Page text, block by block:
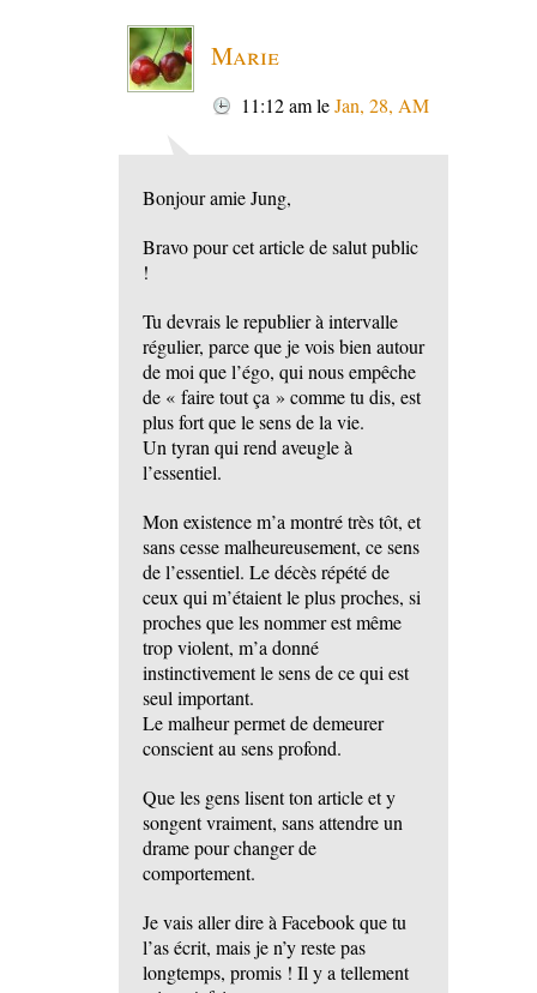
Marie
11:12 amleJan, 28, AM
Bonjour amie Jung,
Bravo pour cet article de salut public
!
Tu devrais le republier à intervalle
régulier, parce que je vois bien autour
de moi que l’égo, qui nous empêche
de « faire tout ça » comme tu dis, est
plus fort que le sens de la vie.
Un tyran qui rend aveugle à
l’essentiel.
Mon existence m’a montré très tôt, et
sans cesse malheureusement, ce sens
de l’essentiel. Le décès répété de
ceux qui m’étaient le plus proches, si
proches que les nommer est même
trop violent, m’a donné
instinctivement le sens de ce qui est
seul important.
Le malheur permet de demeurer
conscient au sens profond.
Que les gens lisent ton article et y
songent vraiment, sans attendre un
drame pour changer de
comportement.
Je vais aller dire à Facebook que tu
l’as écrit, mais je n’y reste pas
longtemps, promis ! Il y a tellement